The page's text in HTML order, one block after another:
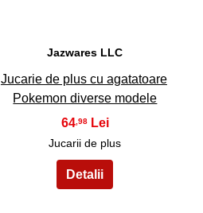
Jazwares LLC
Jucarie de plus cu agatatoare
Pokemon diverse modele
64 ,98
Jucarii de plus